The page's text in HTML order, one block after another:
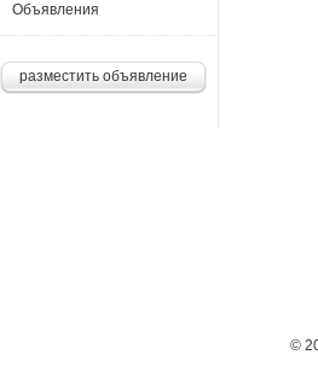
Объявления
разместить объявление
©